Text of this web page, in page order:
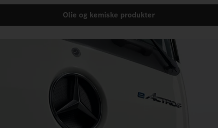
Olie og kemiske produkter